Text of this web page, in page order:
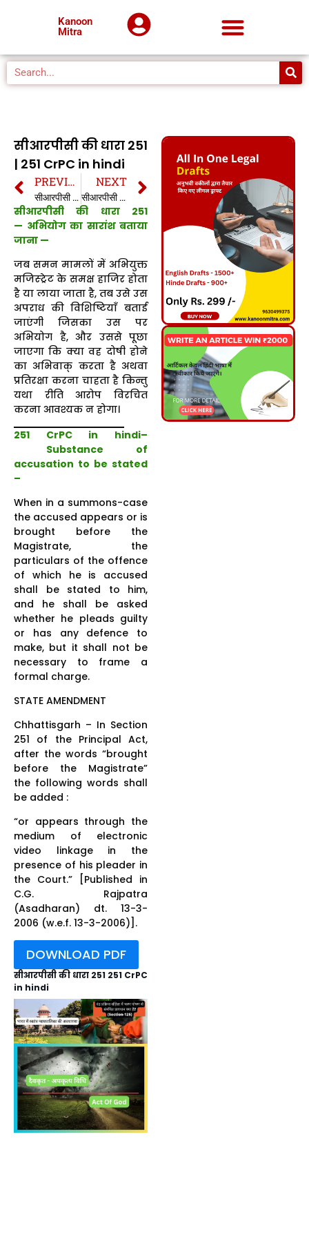
Kanoon
Mitra
सीआरपीसी की धारा 251
| 251 CrPC in hindi
PREVIOUS
सीआरपीसी की धारा 250 | 250 CrPC in hindi
NEXT
सीआरपीसी की धारा 252 | 252 CrPC in hindi
सीआरपीसी की धारा 251
— अभियोग का सारांश बताया
जाना —
जब समन मामलों में अभियुक्त
मजिस्ट्रेट के समक्ष हाजिर होता
है या लाया जाता है, तब उसे उस
अपराध की विशिष्टियाँ बताई
जाएंगी जिसका उस पर
अभियोग है, और उससे पूछा
जाएगा कि क्या वह दोषी होने
का अभिवाक् करता है अथवा
प्रतिरक्षा करना चाहता है किन्तु
यथा रीति आरोप विरचित
करना आवश्यक न होगा।
251 CrPC in hindi–
Substance of
accusation to be stated
–
When in a summons-case
the accused appears or is
brought before the
Magistrate, the
particulars of the offence
of which he is accused
shall be stated to him,
and he shall be asked
whether he pleads guilty
or has any defence to
make, but it shall not be
necessary to frame a
formal charge.
STATE AMENDMENT
Chhattisgarh – In Section
251 of the Principal Act,
after the words “brought
before the Magistrate”
the following words shall
be added :
“or appears through the
medium of electronic
video linkage in the
presence of his pleader in
the Court.” [Published in
C.G. Rajpatra
(Asadharan) dt. 13-3-
2006 (w.e.f. 13-3-2006)].
DOWNLOAD PDF
सीआरपीसी की धारा 251 251 CrPC
in hindi